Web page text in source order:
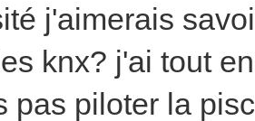
j'aimerais
knx? j'ai tout
pas piloter la